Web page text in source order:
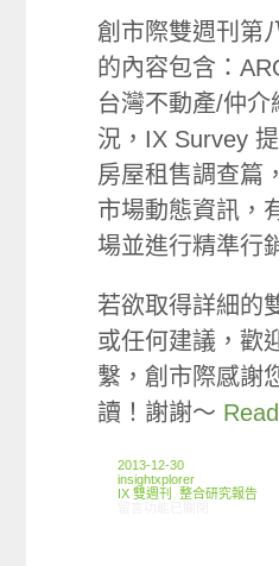
創市際雙週刊第
的內容包含：
台灣不動產/仲介
況，IX Survey
房屋租售調查篇
市場動態資訊，
場並進行精準行
若欲取得詳細的
或任何建議，歡
繫，創市際感謝
讀！謝謝～
2013-12-30
insightxplorer
IX 雙週刊
,整合研究報告